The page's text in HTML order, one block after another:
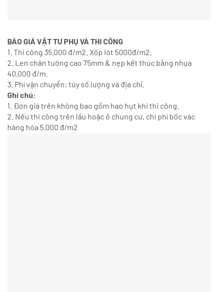
BÁO GIÁ VẬT TƯ PHỤ VÀ THI CÔNG
1. Thi công 35.000 đ/m2. Xốp lót 5000đ/m2.
2. Len chân tường cao 75mm & nẹp kết thúc bằng nhựa
40.000 đ/m.
3. Phí vận chuyển: tùy số lượng và địa chỉ.
Ghi chú:
1. Đơn giá trên không bao gồm hao hụt khi thi công.
2. Nếu thi công trên lầu hoặc ở chung cư, chi phí bốc vác
hàng hóa 5.000 đ/m2